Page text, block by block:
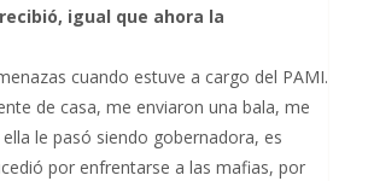
igual que ahora la
cuando estuve a cargo del PAMI.
de casa, me enviaron una bala, me
le pasó siendo gobernadora, es
por enfrentarse a las mafias, por